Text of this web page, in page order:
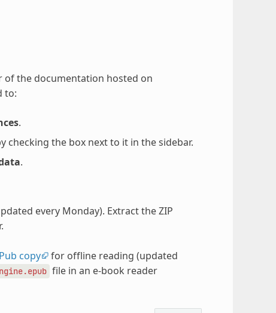
of the documentation hosted on
to:
.
checking the box next to it in the sidebar.
.
every Monday). Extract the ZIP
copy for offline reading (updated
file in an e-book reader